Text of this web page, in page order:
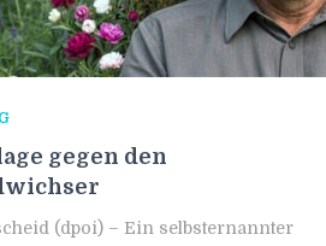
gegen den
(dpoi) – Ein selbsternannter